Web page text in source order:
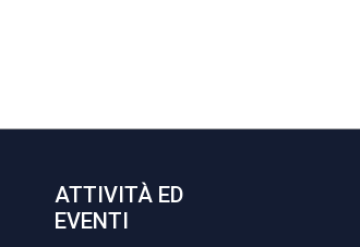
ATTIVITÀ ED
EVENTI